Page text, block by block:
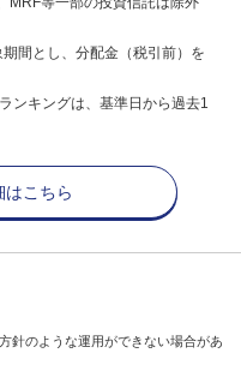
間とし、分配金（税引前）を
ンキングは、基準日から過去1
はこちら
針のような運用ができない場合があ